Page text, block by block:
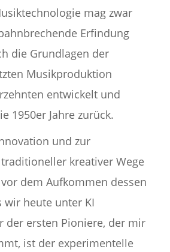
mag zwar
Erfindung
die Grundlagen der
Musikproduktion
entwickelt und
1950er Jahre zurück.
und zur
kreativer Wege
dem Aufkommen dessen
wir heute unter KI
der ersten Pioniere, der mir
ist der experimentelle